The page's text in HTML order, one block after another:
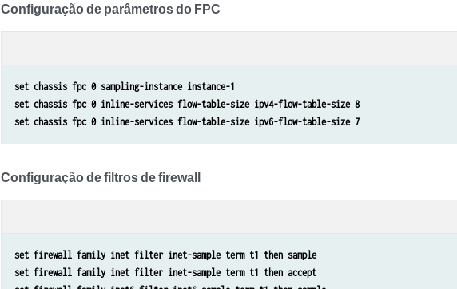
Configuração de parâmetros do FPC
set chassis fpc 0 sampling-instance instance-1
set chassis fpc 0 inline-services flow-table-size ipv4-flow-table-size 8
set chassis fpc 0 inline-services flow-table-size ipv6-flow-table-size 7
Configuração de filtros de firewall
set firewall family inet filter inet-sample term t1 then sample
set firewall family inet filter inet-sample term t1 then accept